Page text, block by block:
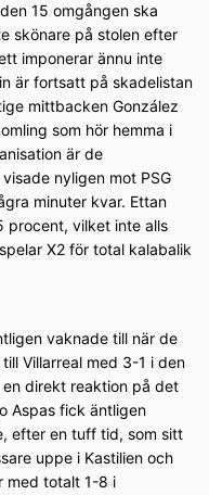
15 omgången ska
skönare på stolen efter
imponerar ännu inte
är fortsatt på skadelistan
mittbacken González
som hör hemma i
är de
nyligen mot PSG
minuter kvar. Ettan
procent, vilket inte alls
X2 för total kalabalik
vaknade till när de
Villarreal med 3-1 i den
direkt reaktion på det
Aspas fick äntligen
efter en tuff tid, som sitt
uppe i Kastilien och
med totalt 1-8 i